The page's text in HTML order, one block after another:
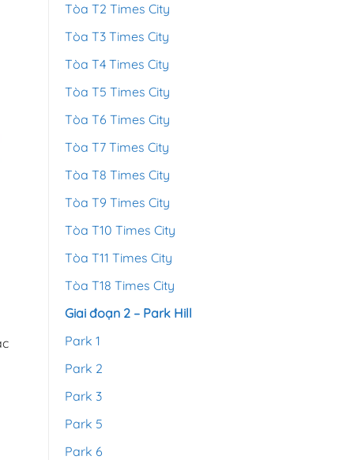
Tòa T2 Times City
Tòa T3 Times City
Tòa T4 Times City
Tòa T5 Times City
Tòa T6 Times City
Tòa T7 Times City
Tòa T8 Times City
Tòa T9 Times City
Tòa T10 Times City
Tòa T11 Times City
Tòa T18 Times City
Giai đoạn 2 – Park Hill
Park 1
Park 2
Park 3
Park 5
Park 6